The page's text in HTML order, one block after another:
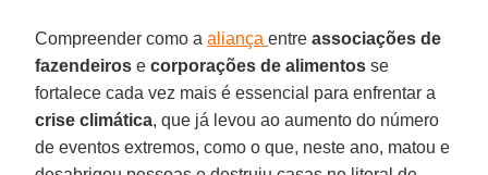
Compreender como aaliançaentreassociações de
fazendeiros ecorporações de alimentos se
fortalece cada vez mais é essencial para enfrentar a
crise climática, que já levou ao aumento do número
de eventos extremos, como o que, neste ano, matou e